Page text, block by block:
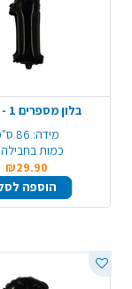
בלון מספרים 1 - שחור
מידה: 86 ס"מ
כמות בחבילה:
₪29.90
הוספה